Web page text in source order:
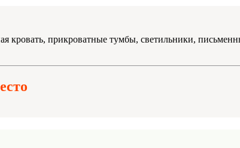
кровать, прикроватные тумбы, светильники,